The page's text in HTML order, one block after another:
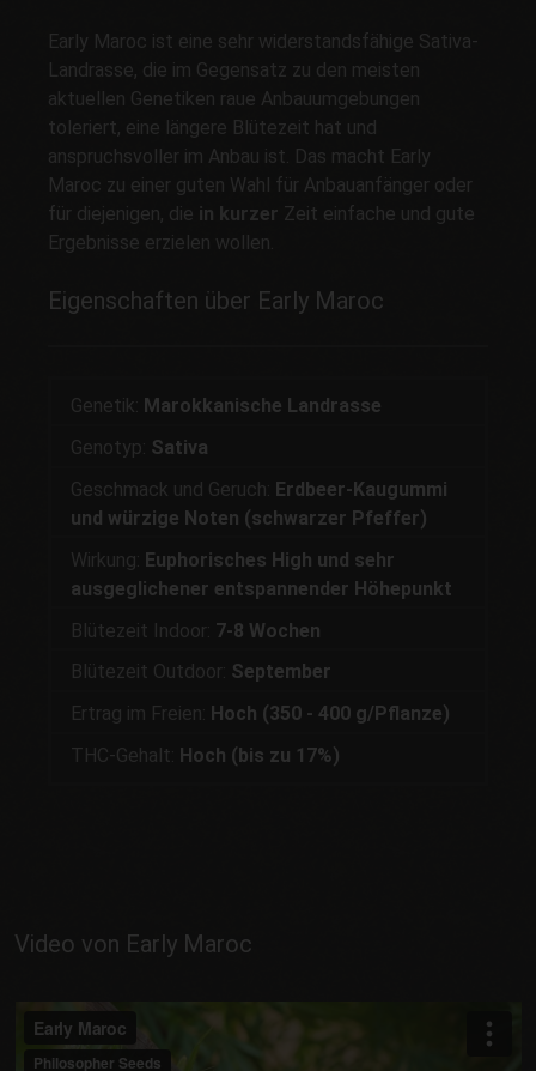
Early Maroc ist eine sehr widerstandsfähige Sativa-
Landrasse, die im Gegensatz zu den meisten
aktuellen Genetiken raue Anbauumgebungen
toleriert, eine längere Blütezeit hat und
anspruchsvoller im Anbau ist. Das macht Early
Maroc zu einer guten Wahl für Anbauanfänger oder
für diejenigen, die in kurzer Zeit einfache und gute
Ergebnisse erzielen wollen.
Eigenschaften über Early Maroc
Genetik: Marokkanische Landrasse
Genotyp: Sativa
Geschmack und Geruch: Erdbeer-Kaugummi
und würzige Noten (schwarzer Pfeffer)
Wirkung: Euphorisches High und sehr
ausgeglichener entspannender Höhepunkt
Blütezeit Indoor: 7-8 Wochen
Blütezeit Outdoor: September
Ertrag im Freien: Hoch (350 - 400 g/Pflanze)
THC-Gehalt: Hoch (bis zu 17%)
Video von Early Maroc